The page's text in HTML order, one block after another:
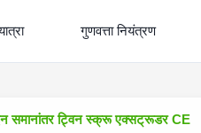
गुणवत्ता नियंत्रण
समानांतर ट्विन स्क्रू एक्सट्रूडर CE